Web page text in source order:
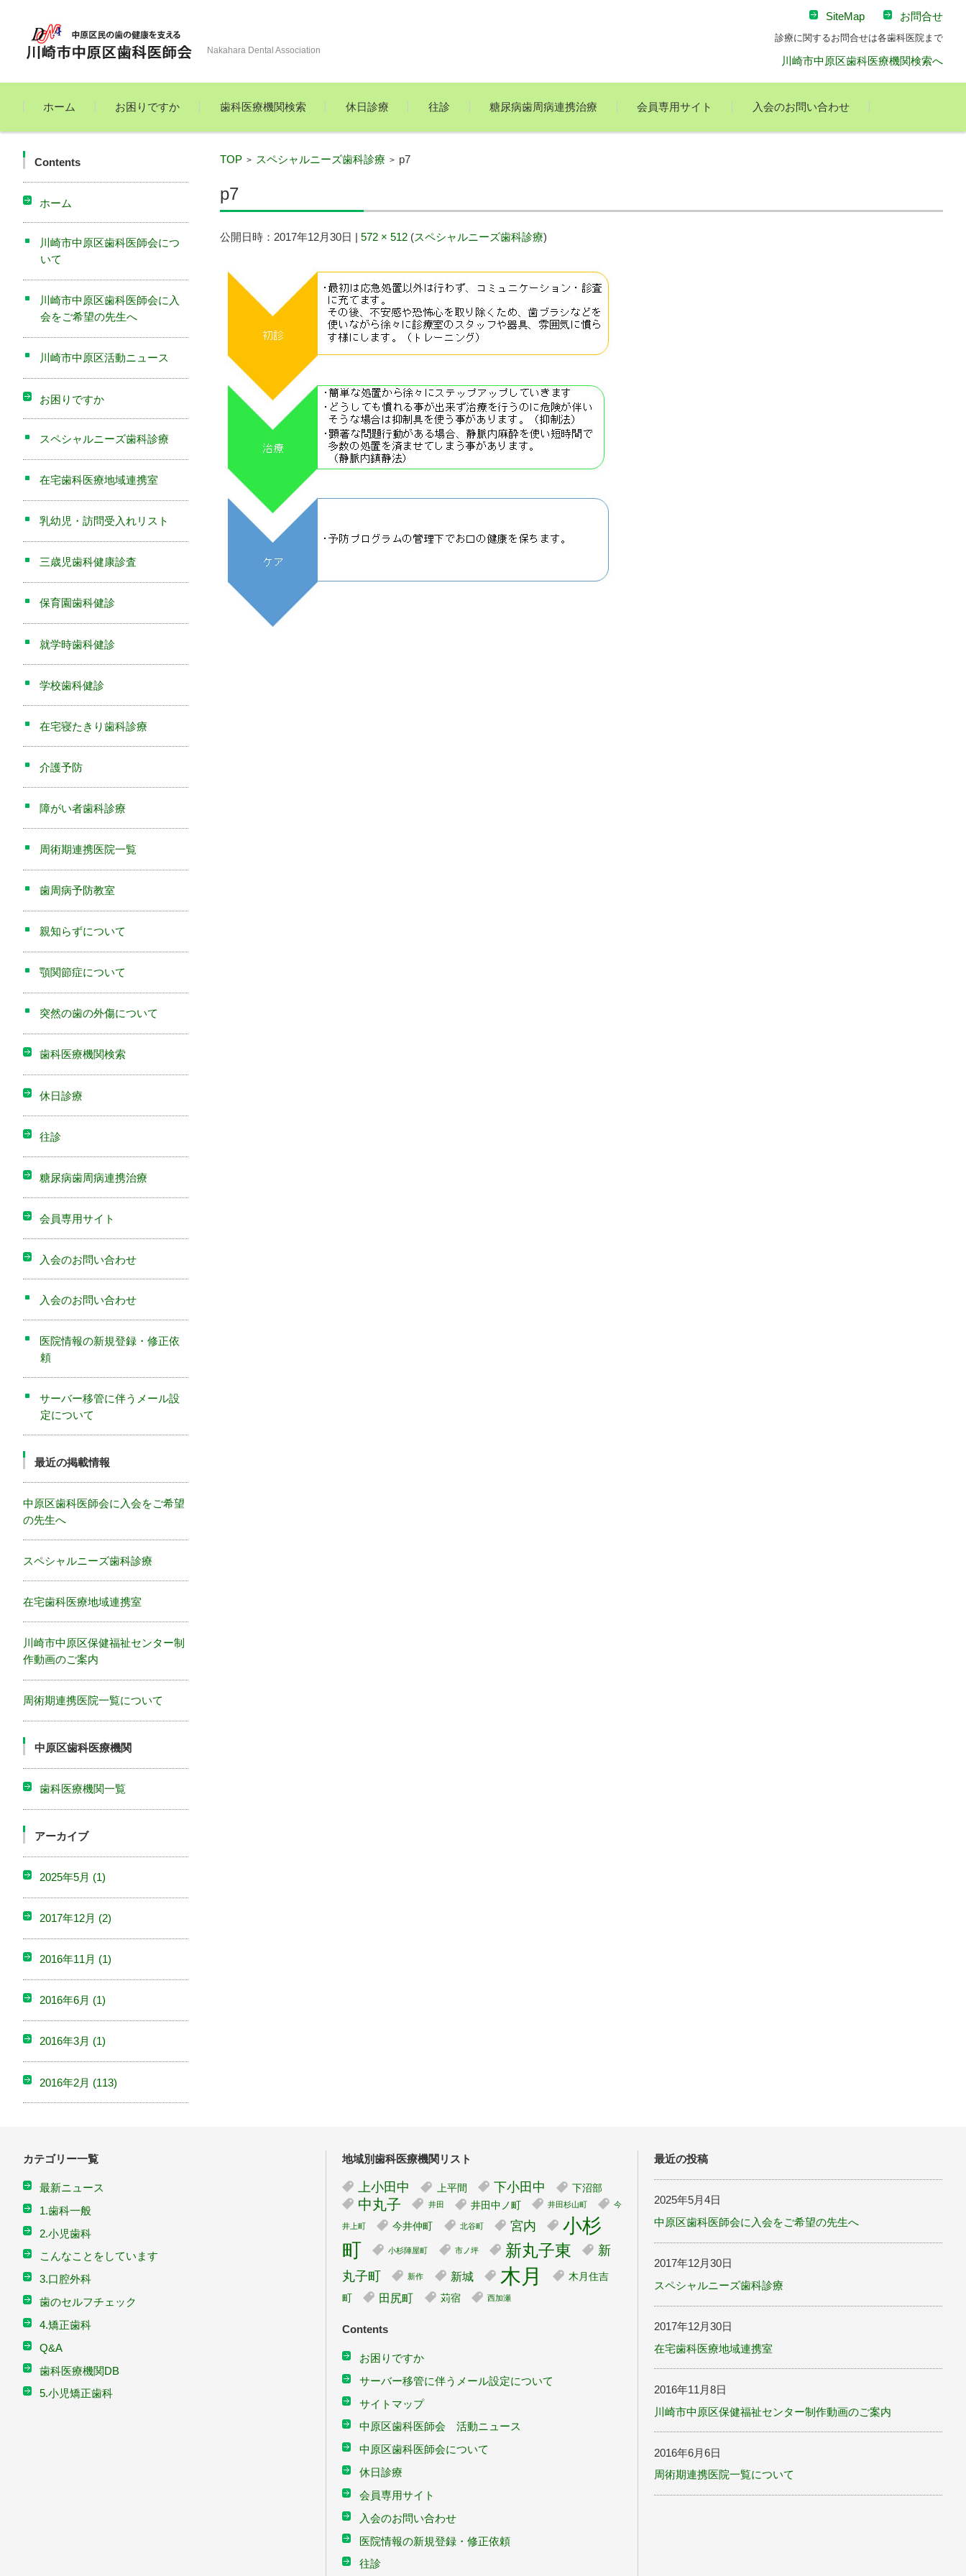
Nakahara Dental Association
SiteMap お問合せ
診療に関するお問合せは各歯科医院まで
川崎市中原区歯科医療機関検索へ
コンテンツに移動
ホーム
お困りですか 歯科医療機関検索 休日診療 往診 糖尿病歯周病連携治療 会員専用サイト 入会のお問い合わせ
TOP > スペシャルニーズ歯科診療 > p7
p7
公開日時： 2017年12月30日 |572 × 512 (スペシャルニーズ歯科診療)
Contents
ホーム
川崎市中原区歯科医師会につ
いて
川崎市中原区歯科医師会に入
会をご希望の先生へ
川崎市中原区活動ニュース
お困りですか
スペシャルニーズ歯科診療
在宅歯科医療地域連携室
乳幼児・訪問受入れリスト
三歳児歯科健康診査
保育園歯科健診
就学時歯科健診
学校歯科健診
在宅寝たきり歯科診療
介護予防
障がい者歯科診療
周術期連携医院一覧
歯周病予防教室
親知らずについて
顎関節症について
突然の歯の外傷について
歯科医療機関検索
休日診療
往診
糖尿病歯周病連携治療
会員専用サイト
入会のお問い合わせ
入会のお問い合わせ
医院情報の新規登録・修正依
頼
サーバー移管に伴うメール設
定について
最近の掲載情報
中原区歯科医師会に入会をご希望
の先生へ
スペシャルニーズ歯科診療
在宅歯科医療地域連携室
川崎市中原区保健福祉センター制
作動画のご案内
周術期連携医院一覧について
中原区歯科医療機関
歯科医療機関一覧
アーカイブ
2025年5月 (1)
2017年12月 (2)
2016年11月 (1)
2016年6月 (1)
2016年3月 (1)
2016年2月 (113)
カテゴリー一覧
最新ニュース
1.歯科一般
2.小児歯科
こんなことをしています
3.口腔外科
歯のセルフチェック
4.矯正歯科
Q&A
歯科医療機関DB
5.小児矯正歯科
地域別歯科医療機関リスト
上小田中 上平間 下小田中 下沼部
中丸子 井田 井田中ノ町 井田杉山町 今
井上町 今井仲町 北谷町 宮内
小杉
町
小杉陣屋町 市ノ坪 新丸子東
新
丸子町
新作 新城 木月
木月住吉
町
田尻町 苅宿 西加瀬
Contents
お困りですか
サーバー移管に伴うメール設定について
サイトマップ
中原区歯科医師会 活動ニュース
中原区歯科医師会について
休日診療
会員専用サイト
入会のお問い合わせ
医院情報の新規登録・修正依頼
往診
最近の投稿
2025年5月4日
中原区歯科医師会に入会をご希望の先生へ
2017年12月30日
スペシャルニーズ歯科診療
2017年12月30日
在宅歯科医療地域連携室
2016年11月8日
川崎市中原区保健福祉センター制作動画のご案内
2016年6月6日
周術期連携医院一覧について